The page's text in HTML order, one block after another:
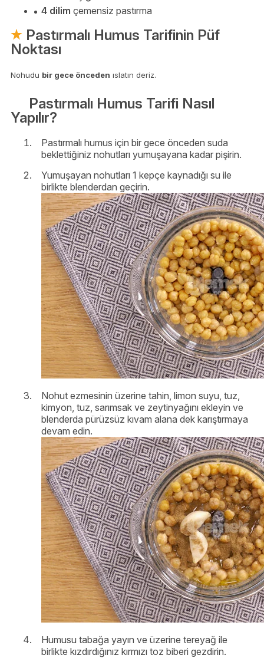
4 dilim çemensiz pastırma
Pastırmalı Humus Tarifinin Püf
Noktası
Nohudu bir gece önceden ıslatın deriz.
Pastırmalı Humus Tarifi Nasıl
Yapılır?
Pastırmalı humus için bir gece önceden suda
beklettiğiniz nohutları yumuşayana kadar pişirin.
Yumuşayan nohutları 1 kepçe kaynadığı su ile
birlikte blenderdan geçirin.
Nohut ezmesinin üzerine tahin, limon suyu, tuz,
kimyon, tuz, sarımsak ve zeytinyağını ekleyin ve
blenderda pürüzsüz kıvam alana dek karıştırmaya
devam edin.
Humusu tabağa yayın ve üzerine tereyağ ile
birlikte kızdırdığınız kırmızı toz biberi gezdirin.